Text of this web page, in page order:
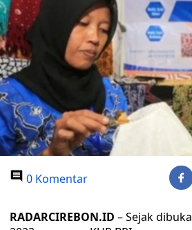
0 Komentar
RADARCIREBON.ID – Sejak